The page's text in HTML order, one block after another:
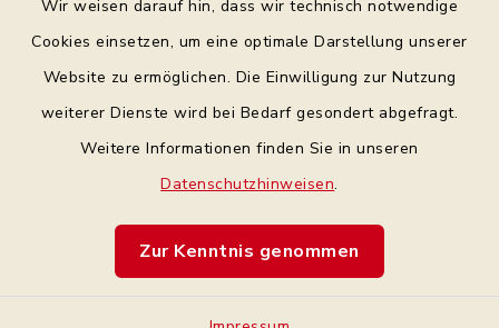
Wir weisen darauf hin, dass wir technisch notwendige
Cookies einsetzen, um eine optimale Darstellung unserer
Website zu ermöglichen. Die Einwilligung zur Nutzung
weiterer Dienste wird bei Bedarf gesondert abgefragt.
Weitere Informationen finden Sie in unseren
Datenschutzhinweisen.
Zur Kenntnis genommen
Bankverbindung
Barrierefreiheit
Impressum